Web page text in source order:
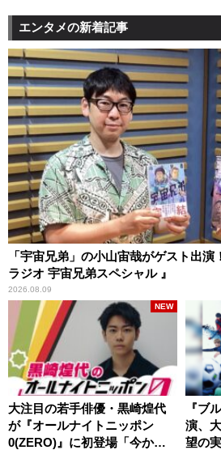
エンタメの新着記事
「宇宙兄弟」の小山宙哉がゲスト出
ラジオ 宇宙兄弟スペシャル 』
2026.08.09
大注目の若手俳優・黒崎煌代
が『オールナイトニッポン
0(ZERO)』に初登場「今から
NEW
『ブ
演、
望の